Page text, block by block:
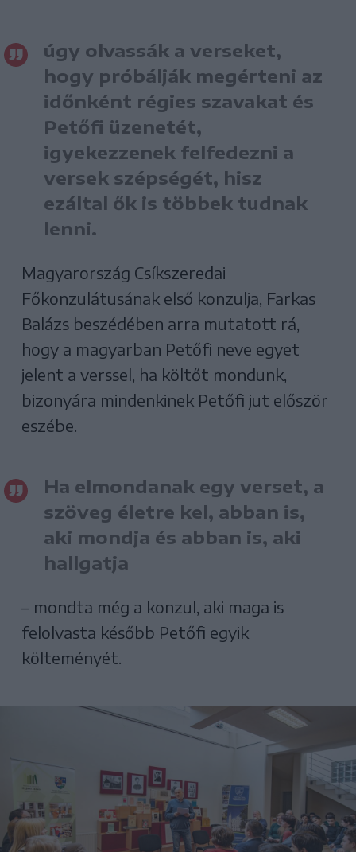
úgy olvassák a verseket,
hogy próbálják megérteni az
időnként régies szavakat és
Petőfi üzenetét,
igyekezzenek felfedezni a
versek szépségét, hisz
ezáltal ők is többek tudnak
lenni.
Magyarország Csíkszeredai
Főkonzulátusának első konzulja, Farkas
Balázs beszédében arra mutatott rá,
hogy a magyarban Petőfi neve egyet
jelent a verssel, ha költőt mondunk,
bizonyára mindenkinek Petőfi jut először
eszébe.
Ha elmondanak egy verset, a
szöveg életre kel, abban is,
aki mondja és abban is, aki
hallgatja
– mondta még a konzul, aki maga is
felolvasta később Petőfi egyik
költeményét.